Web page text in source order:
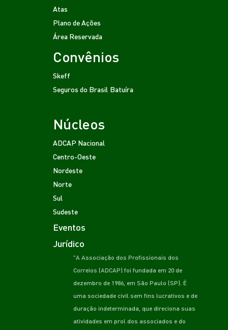
Atas
Plano de Ações
Área Reservada
Convênios
Skeff
Seguros do Brasil Batuíra
Núcleos
ADCAP Nacional
Centro-Oeste
Nordeste
Norte
Sul
Sudeste
Eventos
Jurídico
"A Associação dos Profissionais dos
Correios (ADCAP) foi fundada em 20 de
dezembro de 1986, em São Paulo (SP). É
uma sociedade civil sem fins lucrativos e de
duração indeterminada, que direciona suas
atividades em prol dos associados e do